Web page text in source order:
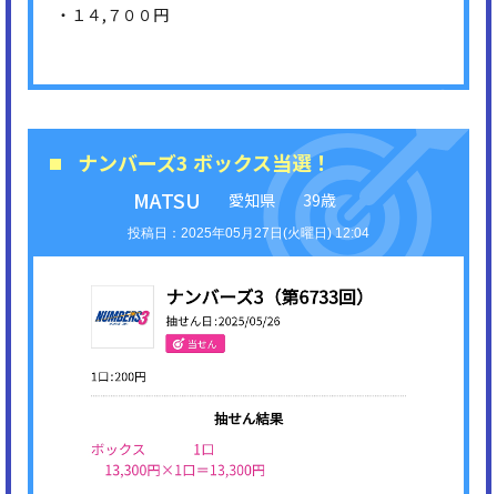
・１４,７００円
ナンバーズ3 ボックス当選！
MATSU
愛知県 39歳
2025年05月27日(火曜日) 12:04